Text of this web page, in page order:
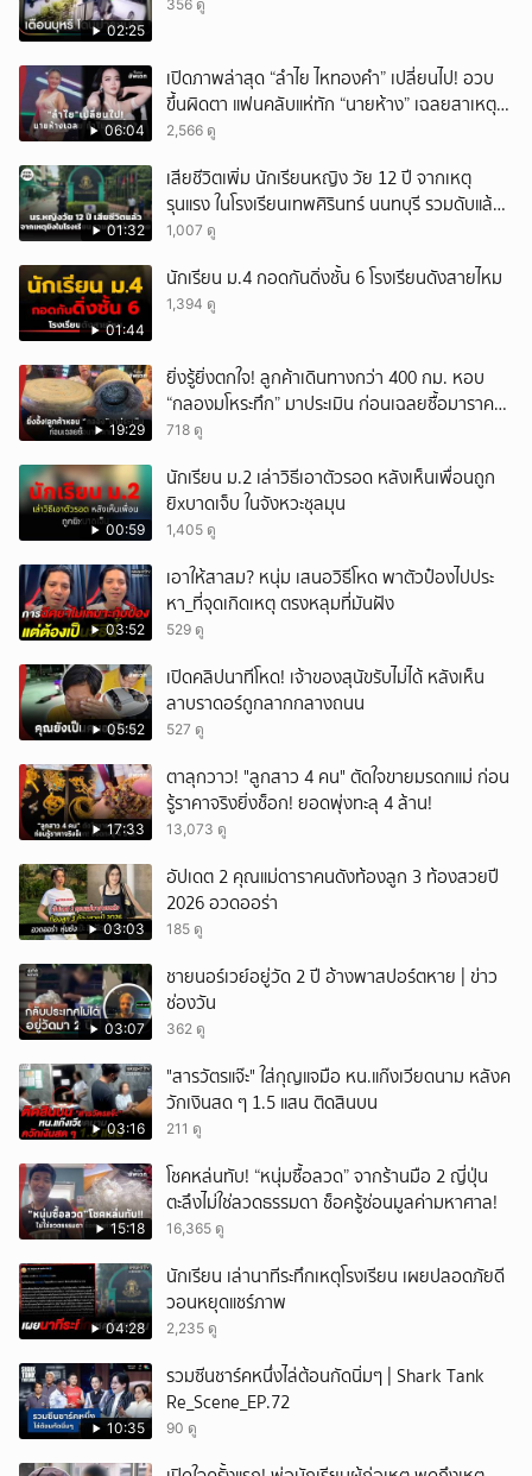
02:25
356 ดู
06:04
เปิดภาพล่าสุด “ลำไย ไหทองคำ” เปลี่ยนไป! อวบ
ขึ้นผิดตา แฟนคลับแห่ทัก “นายห้าง” เฉลยสาเหตุ
ชัด!
2,566 ดู
01:32
เสียชีวิตเพิ่ม นักเรียนหญิง วัย 12 ปี จากเหตุ
รุนแรง ในโรงเรียนเทพศิรินทร์ นนทบุรี รวมดับแล้ว
9 ราย
1,007 ดู
01:44
นักเรียน ม.4 กอดกันดิ่งชั้น 6 โรงเรียนดังสายไหม
1,394 ดู
19:29
ยิ่งรู้ยิ่งตกใจ! ลูกค้าเดินทางกว่า 400 กม. หอบ
“กลองมโหระทึก” มาประเมิน ก่อนเฉลยซื้อมาราคา
เท่าไหร่?
718 ดู
00:59
นักเรียน ม.2 เล่าวิธีเอาตัวรอด หลังเห็นเพื่อนถูก
ยิxบาดเจ็บ ในจังหวะชุลมุน
1,405 ดู
03:52
เอาให้สาสม? หนุ่ม เสนอวิธีโหด พาตัวป๋องไปประ
หา_ที่จุดเกิดเหตุ ตรงหลุมที่มันฝัง
529 ดู
05:52
เปิดคลิปนาทีโหด! เจ้าของสุนัขรับไม่ได้ หลังเห็น
ลาบราดอร์ถูกลากกลางถนน
527 ดู
17:33
ตาลุกวาว! "ลูกสาว 4 คน" ตัดใจขายมรดกแม่ ก่อน
รู้ราคาจริงยิ่งช็อก! ยอดพุ่งทะลุ 4 ล้าน!
13,073 ดู
03:03
อัปเดต 2 คุณแม่ดาราคนดังท้องลูก 3 ท้องสวยปี
2026 อวดออร่า
185 ดู
03:07
ชายนอร์เวย์อยู่วัด 2 ปี อ้างพาสปอร์ตหาย | ข่าว
ช่องวัน
362 ดู
03:16
"สารวัตรแจ๊ะ" ใส่กุญแจมือ หน.แก๊งเวียดนาม หลังค
วักเงินสด ๆ 1.5 แสน ติดสินบน
211 ดู
15:18
โชคหล่นทับ! “หนุ่มซื้อลวด” จากร้านมือ 2 ญี่ปุ่น
ตะลึงไม่ใช่ลวดธรรมดา ช็อครู้ซ่อนมูลค่ามหาศาล!
16,365 ดู
04:28
นักเรียน เล่านาทีระทึกเหตุโรงเรียน เผยปลอดภัยดี
วอนหยุดแชร์ภาพ
2,235 ดู
10:35
รวมซีนชาร์คหนึ่งไล่ต้อนกัดนิ่มๆ | Shark Tank
Re_Scene_EP.72
90 ดู